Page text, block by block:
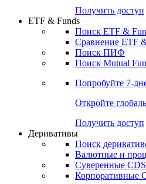
Получить доступ
ETF & Funds
Поиск ETF &
Сравнение ETF
Поиск ПИФ
Поиск Mutual
Попробуйте 7-
Откройте
Получить доступ
Деривативы
Поиск
Валютные и
Суверенные CDS
Корпоративные